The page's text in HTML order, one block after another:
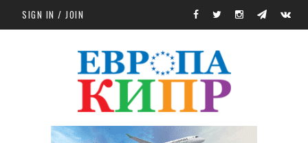
Skip to main content
SIGN IN / JOIN